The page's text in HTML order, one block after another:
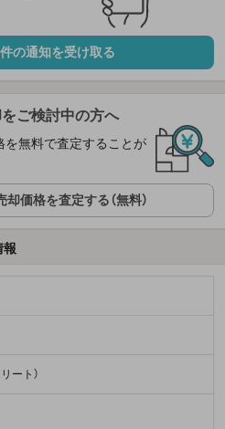
の通知を受け取る
ご検討中の方へ
を無料で査定することが
価格を査定する（無料）
報
ート）